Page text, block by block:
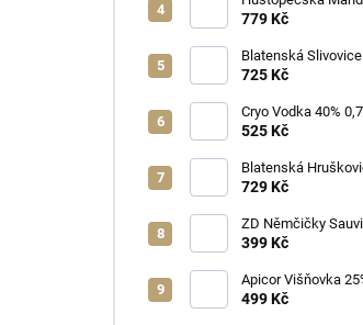
1L
779 Kč
Blatenská Slivovice
725 Kč
Cryo Vodka 40%
525 Kč
Blatenská
729 Kč
ZD Němčičky
2025 Bag in Box 3L
399 Kč
Apicor Višňovka
499 Kč